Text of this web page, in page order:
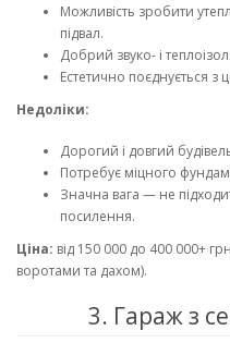
Можливість зробити
підвал.
Добрий звуко- і
Естетично поєднується
Недоліки:
Дорогий і довгий
Потребує міцного
Значна вага — не
посилення.
Ціна: від 150 000 до 400 000+
воротами та дахом).
3. Гараж з